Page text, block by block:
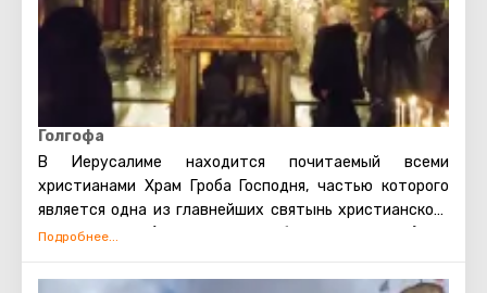
Голгофа
В Иерусалиме находится почитаемый всеми
христианами Храм Гроба Господня, частью которого
является одна из главнейших святынь христианского
мира – Голгофа (гора, на которой был распят Иисус).
ступеньки – по ним можно проследовать к Голгофе. Это